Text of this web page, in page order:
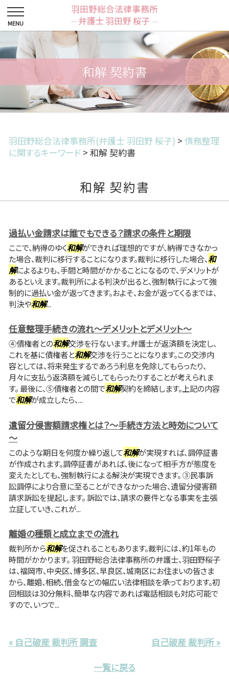
和解 契約書
羽田野総合法律事務所(弁護士 羽田野 桜子) > 債務整理
に関するキーワード > 和解 契約書
和解 契約書
過払い金請求は誰でもできる？請求の条件と期限
ここで、納得のゆく和解ができれば理想的ですが、納得できなかっ
た場合、裁判に移行することになります。裁判に移行した場合、和
解によるよりも、手間と時間がかかることになるので、デメリットが
あるといえます。裁判所による判決が出ると、強制執行によって強
制的に過払い金が返ってきます。およそ、お金が返ってくるまでは、
判決や和解...
任意整理手続きの流れ～デメリットとデメリット～
④債権者との和解交渉を行ないます。弁護士が返済額を決定し、
これを基に債権者と和解交渉を行うことになります。この交渉内
容としては、将来発生するであろう利息を免除してもらったり、
月々に支払う返済額を減らしてもらったりすることが考えられま
す。 最後に、⑤債権者との間で和解契約を締結します。上記の内容
で和解が成立したら、...
遺留分侵害額請求権とは？～手続き方法と時効について
～
このような期日を何度か繰り返して和解が実現すれば、調停証書
が作成されます。調停証書があれば、後になって相手方が態度を
変えたとしても、強制執行による解決が実現できます。 ③民事訴
訟調停により合意に至ることができなかった場合、遺留分侵害額
請求訴訟を提起します。 訴訟では、請求の要件となる事実を主張
立証していき、これが...
離婚の種類と成立までの流れ
裁判所から和解を促されることもあります。裁判には、約1年もの
時間がかかります。 羽田野総合法律事務所の弁護士、羽田野桜子
は、福岡市、中央区、博多区、早良区、城南区にお住まいの皆さま
から、離婚、相続、借金などの幅広い法律相談を承っております。初
回相談は30分無料、簡単な内容であれば電話相談も対応可能で
すので、いつで...
« 自己破産 裁判所 調査
自己破産 裁判所 »
一覧に戻る